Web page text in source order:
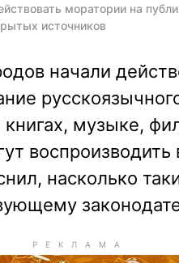
моратории на
источников
начали
музыке,
насколько